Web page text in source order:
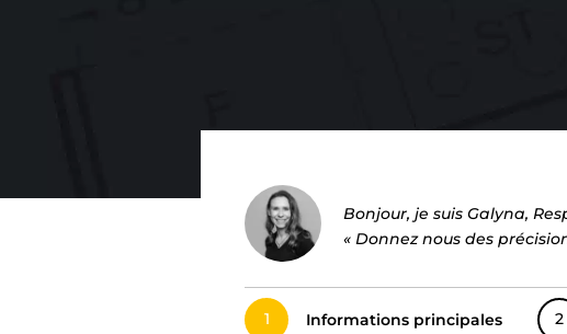
Bonjour, je suis Galyna,
« Donnez nous des
1 Informations principales 2